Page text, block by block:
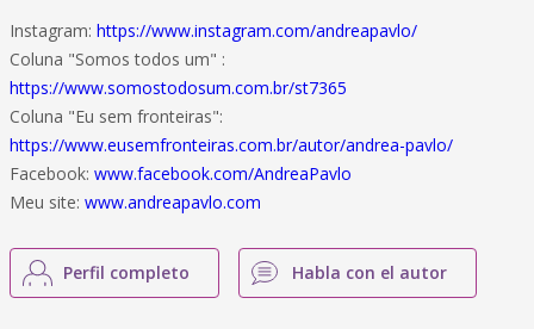
Instagram: https://www.instagram.com/andreapavlo/
Coluna "Somos todos um" :
https://www.somostodosum.com.br/st7365
Coluna "Eu sem fronteiras":
https://www.eusemfronteiras.com.br/autor/andrea-pavlo/
Facebook: www.facebook.com/AndreaPavlo
Meu site: www.andreapavlo.com
Perfil completo Habla con el autor